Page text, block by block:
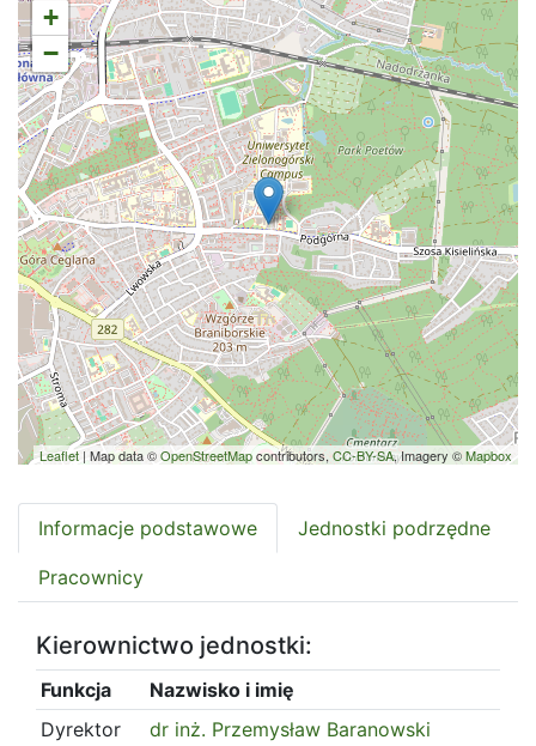
+
−
Leaflet | Map data ©OpenStreetMapcontributors, CC-BY-SA, Imagery ©Mapbox
Informacje podstawowe Jednostki podrzędne
Pracownicy
Kierownictwo jednostki:
Funkcja
Nazwisko i imię
Dyrektor
dr inż. Przemysław Baranowski